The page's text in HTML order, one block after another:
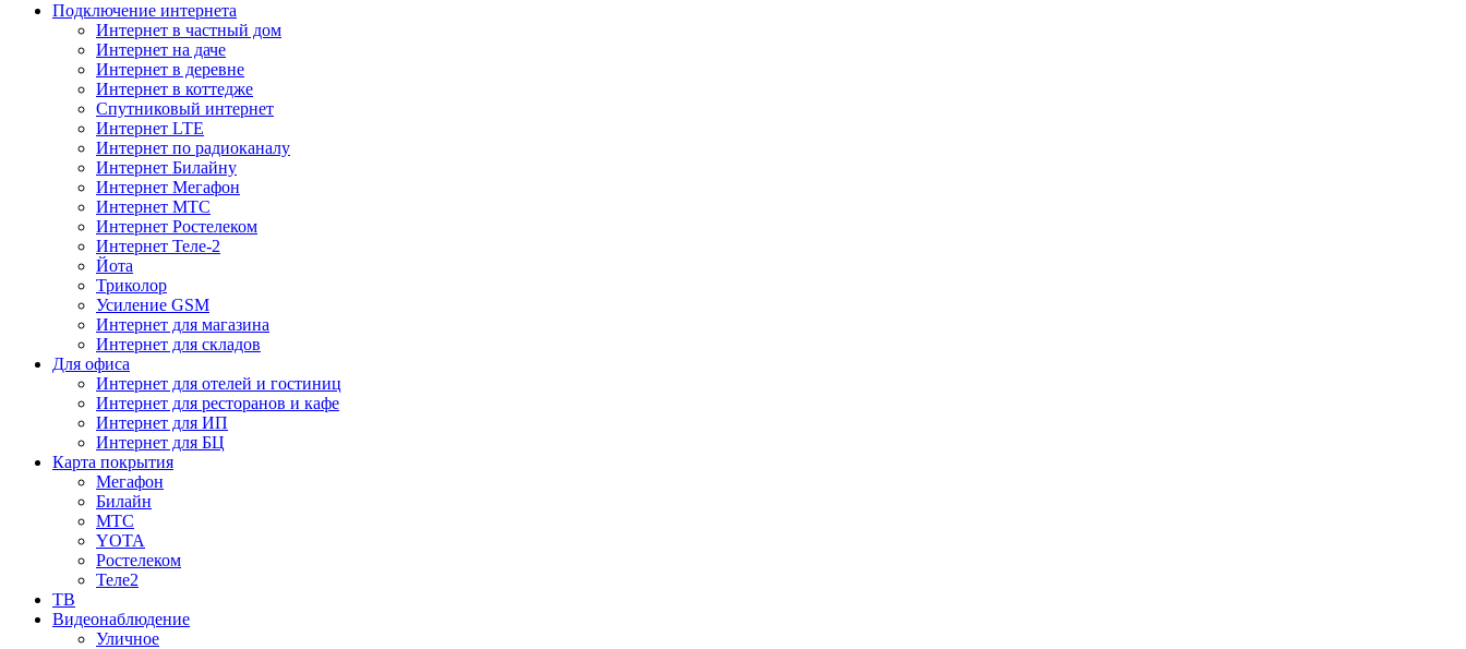
Подключение интернета
Интернет в частный дом
Интернет на даче
Интернет в деревне
Интернет в коттедже
Спутниковый интернет
Интернет LTE
Интернет по радиоканалу
Интернет Билайну
Интернет Мегафон
Интернет МТС
Интернет Ростелеком
Интернет Теле-2
Йота
Триколор
Усиление GSM
Интернет для магазина
Интернет для складов
Для офиса
Интернет для отелей и гостиниц
Интернет для ресторанов и кафе
Интернет для ИП
Интернет для БЦ
Карта покрытия
Мегафон
Билайн
МТС
YOTA
Ростелеком
Теле2
ТВ
Видеонаблюдение
Уличное